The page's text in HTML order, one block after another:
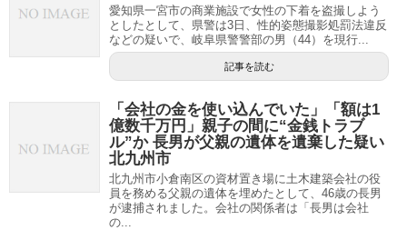
愛知県一宮市の商業施設で女性の下着を盗撮しよう
としたとして、県警は3日、性的姿態撮影処罰法違反
などの疑いで、岐阜県警警部の男（44）を現行...
記事を読む
「会社の金を使い込んでいた」「額は1
億数千万円」親子の間に“金銭トラブ
ル”か 長男が父親の遺体を遺棄した疑い
北九州市
北九州市小倉南区の資材置き場に土木建築会社の役
員を務める父親の遺体を埋めたとして、46歳の長男
が逮捕されました。会社の関係者は「長男は会社
の...